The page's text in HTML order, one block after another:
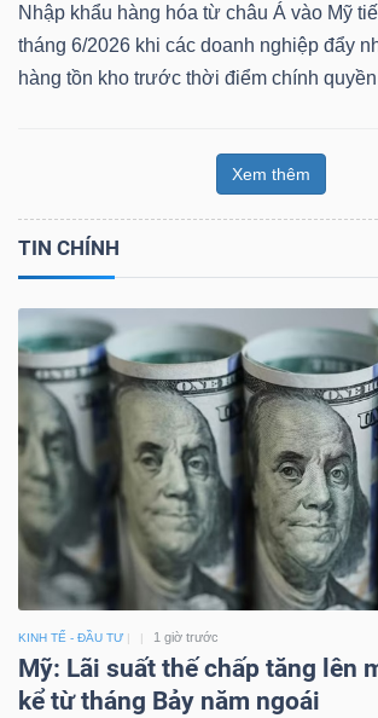
Nhập khẩu hàng hóa từ châu Á vào Mỹ
tháng 6/2026 khi các doanh nghiệp đẩy
hàng tồn kho trước thời điểm chính
Xem thêm
TIN CHÍNH
KINH TẾ - ĐẦU TƯ 1 giờ trước
Mỹ: Lãi suất thế chấp tăng lên
kể từ tháng Bảy năm ngoái